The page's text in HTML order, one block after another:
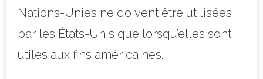
Nations-Unies ne doivent être utilisées
par les États-Unis que lorsqu’elles sont
utiles aux fins américaines.